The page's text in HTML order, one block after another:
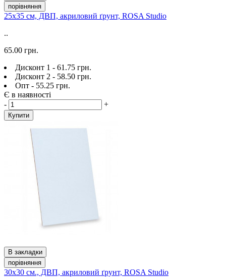
порівняння
25х35 см, ДВП, акриловий ґрунт, ROSA Studio
..
65.00 грн.
Дисконт 1 - 61.75 грн.
Дисконт 2 - 58.50 грн.
Опт - 55.25 грн.
Є в наявності
-
+
Купити
В закладки
порівняння
30х30 см., ДВП, акриловий ґрунт, ROSA Studio